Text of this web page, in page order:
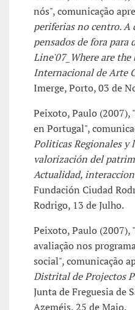
nós", comunicação
periferias no centro. A
pensados de fora para
Line'07_Where are the
Internacional de Arte
Imerge, Porto, 03 de
Peixoto, Paulo
en Portugal",
Politicas Regionales y
valorización del
Actualidad,
Fundación Ciudad
Rodrigo, 13 de Julho.
Peixoto, Paulo (2007),
avaliação nos
social", comunicação
Distrital de Projectos
Junta de Freguesia de
Azeméis, 25 de Maio.